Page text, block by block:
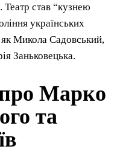
. Театр став “кузнею
українських
як Микола Садовський,
Заньковецька.
Марко
та